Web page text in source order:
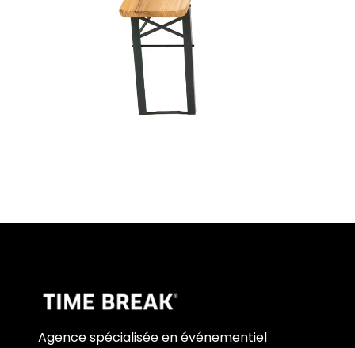
Agence spécialisée en événementiel